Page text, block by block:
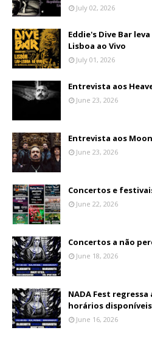
July 02, 2026
Eddie's Dive Bar
Lisboa ao Vivo
July 01, 2026
Entrevista aos
June 23, 2026
Entrevista aos
June 23, 2026
Concertos e
June 22, 2026
Concertos a não
June 18, 2026
NADA Fest regressa
horários
June 16, 2026